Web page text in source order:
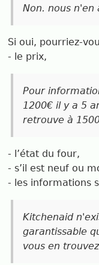
Non. nous n'en
Si oui, pourriez-
- le prix,
Pour
1200€ il y a 5
retrouve à
- l’état du four,
- s’il est neuf ou
- les informations
Kitchenaid
garantissable
vous en